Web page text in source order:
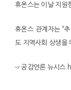
휴온스는 이날 지원
휴온스 관계자는 “
도 지역사회 상생을
☞공감언론 뉴시스